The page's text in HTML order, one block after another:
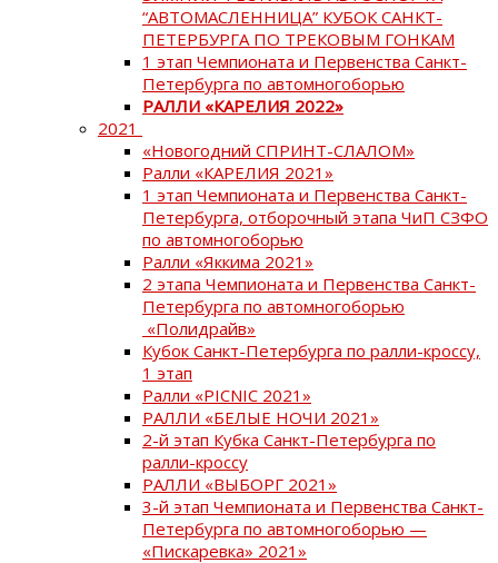
“АВТОМАСЛЕННИЦА” КУБОК САНКТ-
ПЕТЕРБУРГА ПО ТРЕКОВЫМ ГОНКАМ
1 этап Чемпионата и Первенства Санкт-
Петербурга по автомногоборью
РАЛЛИ «КАРЕЛИЯ 2022»
2021
«Новогодний СПРИНТ-СЛАЛОМ»
Ралли «КАРЕЛИЯ 2021»
1 этап Чемпионата и Первенства Санкт-
Петербурга, отборочный этапа ЧиП СЗФО
по автомногоборью
Ралли «Яккима 2021»
2 этапа Чемпионата и Первенства Санкт-
Петербурга по автомногоборью
«Полидрайв»
Кубок Санкт-Петербурга по ралли-кроссу,
1 этап
Ралли «PICNIC 2021»
РАЛЛИ «БЕЛЫЕ НОЧИ 2021»
2-й этап Кубка Санкт-Петербурга по
ралли-кроссу
РАЛЛИ «ВЫБОРГ 2021»
3-й этап Чемпионата и Первенства Санкт-
Петербурга по автомногоборью —
«Пискаревка» 2021»